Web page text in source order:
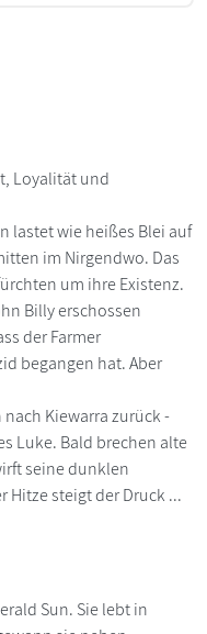
Loyalität und
lastet wie heißes Blei auf
im Nirgendwo. Das
um ihre Existenz.
Billy erschossen
der Farmer
begangen hat. Aber
Kiewarra zurück -
Luke. Bald brechen alte
seine dunklen
Hitze steigt der Druck ...
Sun. Sie lebt in